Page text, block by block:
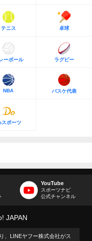
テニス 卓球
ーボール ラグビー
NBA バスケ代表
スポーツ
YouTube
スポーツナビ
公式チャンネル
JAPAN
、LINEヤフー株式会社がス